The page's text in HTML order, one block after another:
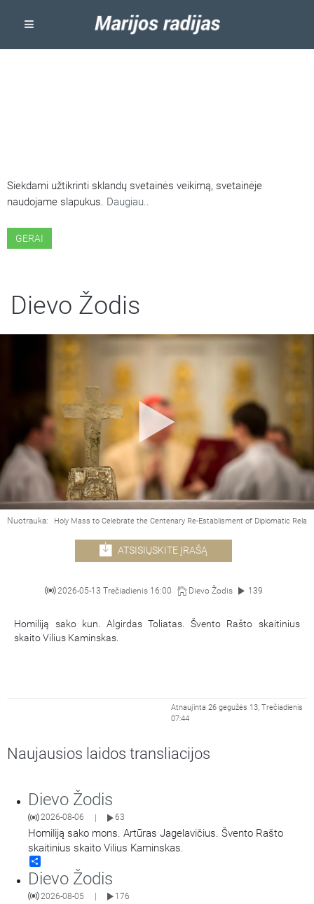
Siekdami užtikrinti sklandų svetainės veikimą, svetainėje
naudojame slapukus. Daugiau..
GERAI
Dievo Žodis
Nuotrauka: Holy Mass to Celebrate the Centenary Re-Establisment of Diplomatic
ATSISIŲSKITE ĮRAŠĄ
2026-05-13 Trečiadienis 16:00 Dievo Žodis 139
Homiliją sako kun. Algirdas Toliatas. Švento Rašto skaitinius
skaito Vilius Kaminskas.
Atnaujinta 26 gegužės 13, Trečiadienis
07:44
Naujausios laidos transliacijos
Dievo Žodis
2026-08-06 63
Homiliją sako mons. Artūras Jagelavičius. Švento Rašto
skaitinius skaito Vilius Kaminskas.
Dievo Žodis
2026-08-05 176